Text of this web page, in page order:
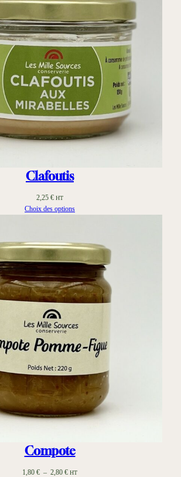
Clafoutis
2,25 € HT
Choix des options
Compote
1,80 € – 2,80 €Plage
HT